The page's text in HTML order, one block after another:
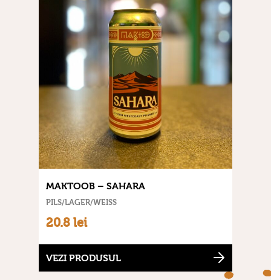
MAKTOOB – SAHARA
PILS/LAGER/WEISS
20.8 lei
VEZI PRODUSUL